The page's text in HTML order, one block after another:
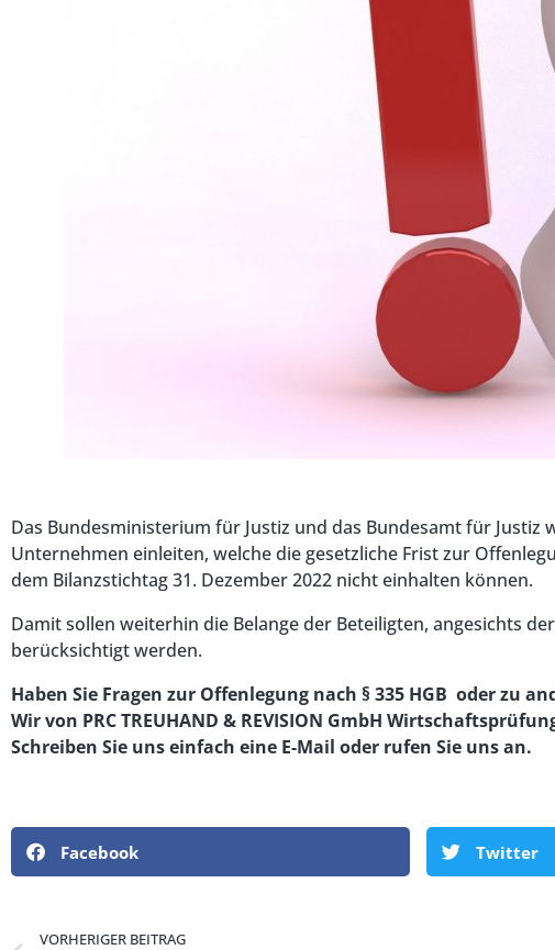
Das Bundesministerium für Justiz und das Bundesamt für Justiz
Unternehmen einleiten, welche die gesetzliche Frist zur
dem Bilanzstichtag 31. Dezember 2022 nicht einhalten können.
Damit sollen weiterhin die Belange der Beteiligten, angesichts
berücksichtigt werden.
Haben Sie Fragen zur Offenlegung nach § 335 HGB oder zu
Wir von PRC TREUHAND & REVISION GmbH
Schreiben Sie uns einfach eine E-Mail oder rufen Sie uns an.
Facebook Twitter
VORHERIGER BEITRAG